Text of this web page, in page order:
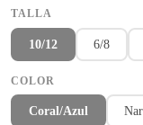
TALLA
10/12 6/8
COLOR
Coral/Azul